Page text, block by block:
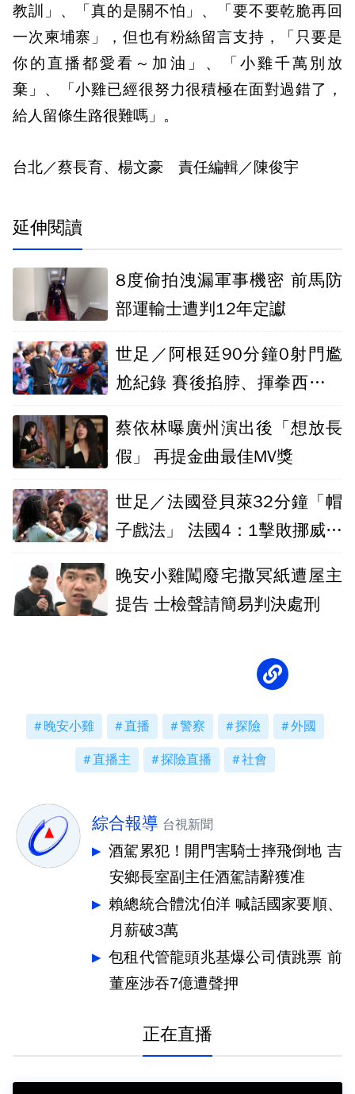
教訓」、「真的是關不怕」、「要不要乾脆再回
一次柬埔寨」，但也有粉絲留言支持，「只要是
你的直播都愛看～加油」、「小雞千萬別放
棄」、「小雞已經很努力很積極在面對過錯了，
給人留條生路很難嗎」。
台北／蔡長育、楊文豪 責任編輯／陳俊宇
延伸閱讀
8度偷拍洩漏軍事機密 前馬防
部運輸士遭判12年定讞
世足／阿根廷90分鐘0射門尷
尬紀錄 賽後掐脖、揮拳西班牙
蔡依林曝廣州演出後「想放長
假」 再提金曲最佳MV獎
世足／法國登貝萊32分鐘「帽
子戲法」 法國4：1擊敗挪威小
晚安小雞闖廢宅撒冥紙遭屋主
提告 士檢聲請簡易判決處刑
晚安小雞 直播 警察 探險 外國
直播主 探險直播 社會
綜合報導 台視新聞
酒駕累犯！開門害騎士摔飛倒地 吉
安鄉長室副主任酒駕請辭獲准
賴總統合體沈伯洋 喊話國家要順、
月薪破3萬
包租代管龍頭兆基爆公司債跳票 前
董座涉吞7億遭聲押
正在直播